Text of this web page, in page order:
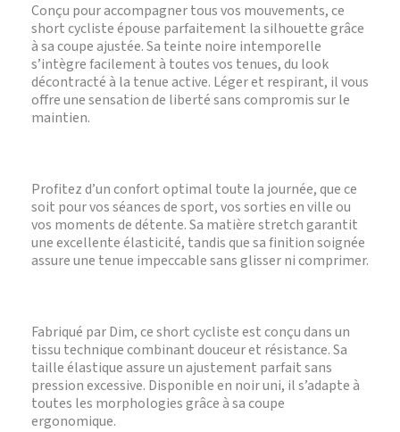
Conçu pour accompagner tous vos mouvements, ce
short cycliste épouse parfaitement la silhouette grâce
à sa coupe ajustée. Sa teinte noire intemporelle
s’intègre facilement à toutes vos tenues, du look
décontracté à la tenue active. Léger et respirant, il vous
offre une sensation de liberté sans compromis sur le
maintien.
Profitez d’un confort optimal toute la journée, que ce
soit pour vos séances de sport, vos sorties en ville ou
vos moments de détente. Sa matière stretch garantit
une excellente élasticité, tandis que sa finition soignée
assure une tenue impeccable sans glisser ni comprimer.
Fabriqué par Dim, ce short cycliste est conçu dans un
tissu technique combinant douceur et résistance. Sa
taille élastique assure un ajustement parfait sans
pression excessive. Disponible en noir uni, il s’adapte à
toutes les morphologies grâce à sa coupe
ergonomique.